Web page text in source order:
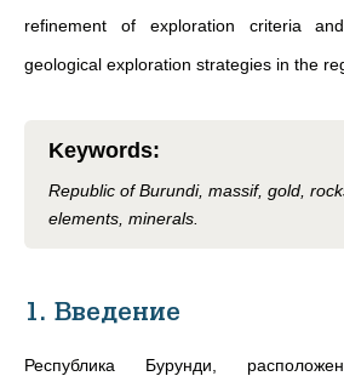
refinement of exploration criteria
geological exploration strategies in the
Keywords:
Republic of Burundi, massif, gold,
elements, minerals.
1. Введение
Республика Бурунди,